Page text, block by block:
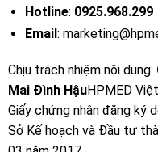
Hotline: 0925.968.299
Email:
Chịu trách nhiệm nội dung:
Mai Đình HậuHPMED
Giấy chứng nhận đăng ký
Sở Kế hoạch và Đầu tư